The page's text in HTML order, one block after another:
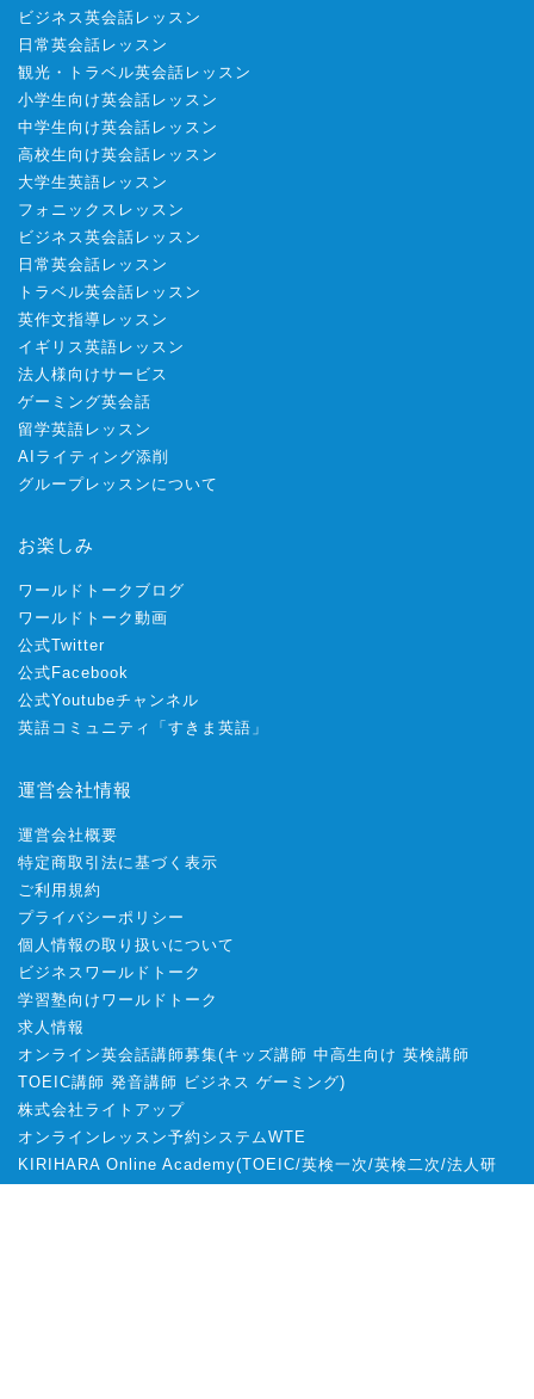
ビジネス英会話レッスン
日常英会話レッスン
観光・トラベル英会話レッスン
小学生向け英会話レッスン
中学生向け英会話レッスン
高校生向け英会話レッスン
大学生英語レッスン
フォニックスレッスン
ビジネス英会話レッスン
日常英会話レッスン
トラベル英会話レッスン
英作文指導レッスン
イギリス英語レッスン
法人様向けサービス
ゲーミング英会話
留学英語レッスン
AIライティング添削
グループレッスンについて
お楽しみ
ワールドトークブログ
ワールドトーク動画
公式Twitter
公式Facebook
公式Youtubeチャンネル
英語コミュニティ「すきま英語」
運営会社情報
運営会社概要
特定商取引法に基づく表示
ご利用規約
プライバシーポリシー
個人情報の取り扱いについて
ビジネスワールドトーク
学習塾向けワールドトーク
求人情報
オンライン英会話講師募集(キッズ講師 中高生向け 英検講師
TOEIC講師 発音講師 ビジネス ゲーミング)
株式会社ライトアップ
オンラインレッスン予約システムWTE
KIRIHARA Online Academy(TOEIC/英検一次/英検二次/法人研